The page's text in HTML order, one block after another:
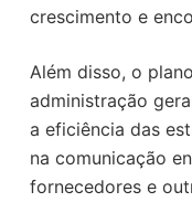
crescimento e
Além disso, o
administração
a eficiência das
na comunicação
fornecedores e